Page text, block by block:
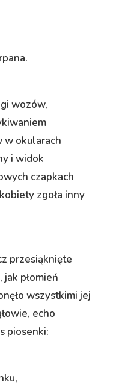
wozów,
w okularach
i widok
czapkach
zgoła inny
przesiąknięte
jak płomień
wszystkimi jej
echo
piosenki: